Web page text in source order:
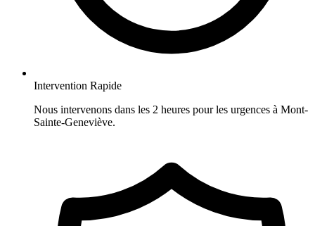
Intervention Rapide
Nous intervenons dans les 2 heures pour les urgences à Mont-
Sainte-Geneviève.